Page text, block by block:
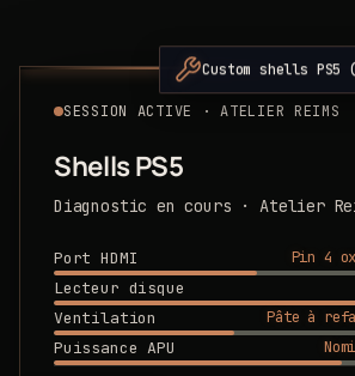
SESSION ACTIVE · ATELIER REIMS
Shells PS5
Diagnostic en cours · Atelier
Port HDMI
Pin 4
Lecteur disque
Ventilation
Pâte à
Puissance APU
Custom shells PS5